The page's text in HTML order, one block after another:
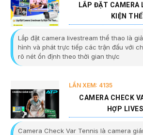
LẮP ĐẶT CAMERA
KIỆN
Lắp đặt camera livestream thể thao là
hình và phát trực tiếp các trận đấu với
rõ nét ổn định theo thời gian thực
LẦN XEM: 4135
CAMERA CHECK
HỢP
Camera Check Var Tennis là camera